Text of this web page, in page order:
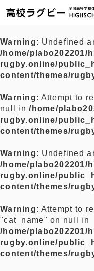
ご挨拶
全国チーム紹介
プライバシーポ
お問い合わせ
Warning: Undefined
/home/plabo202201/
rugby.online/
content/themes/
Warning: Attempt to
null in/home/
rugby.online/
content/themes/
Warning: Undefined
/home/plabo202201/
rugby.online/
content/themes/
Warning: Attempt to
"cat_name" on null in
/home/plabo202201/
rugby.online/
content/themes/